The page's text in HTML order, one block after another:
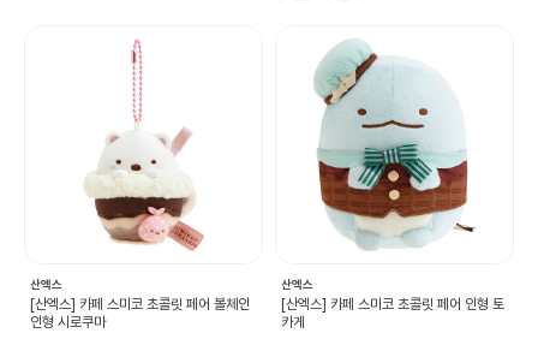
산엑스
[산엑스] 카페 스미코 초콜릿 페어 볼체인
인형 시로쿠마
산엑스
[산엑스] 카페 스미코 초콜릿 페어 인형 토
카게